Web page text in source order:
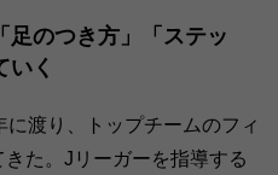
足のつき方」「ステッ
いく
渡り、トップチームのフィ
た。Jリーガーを指導する